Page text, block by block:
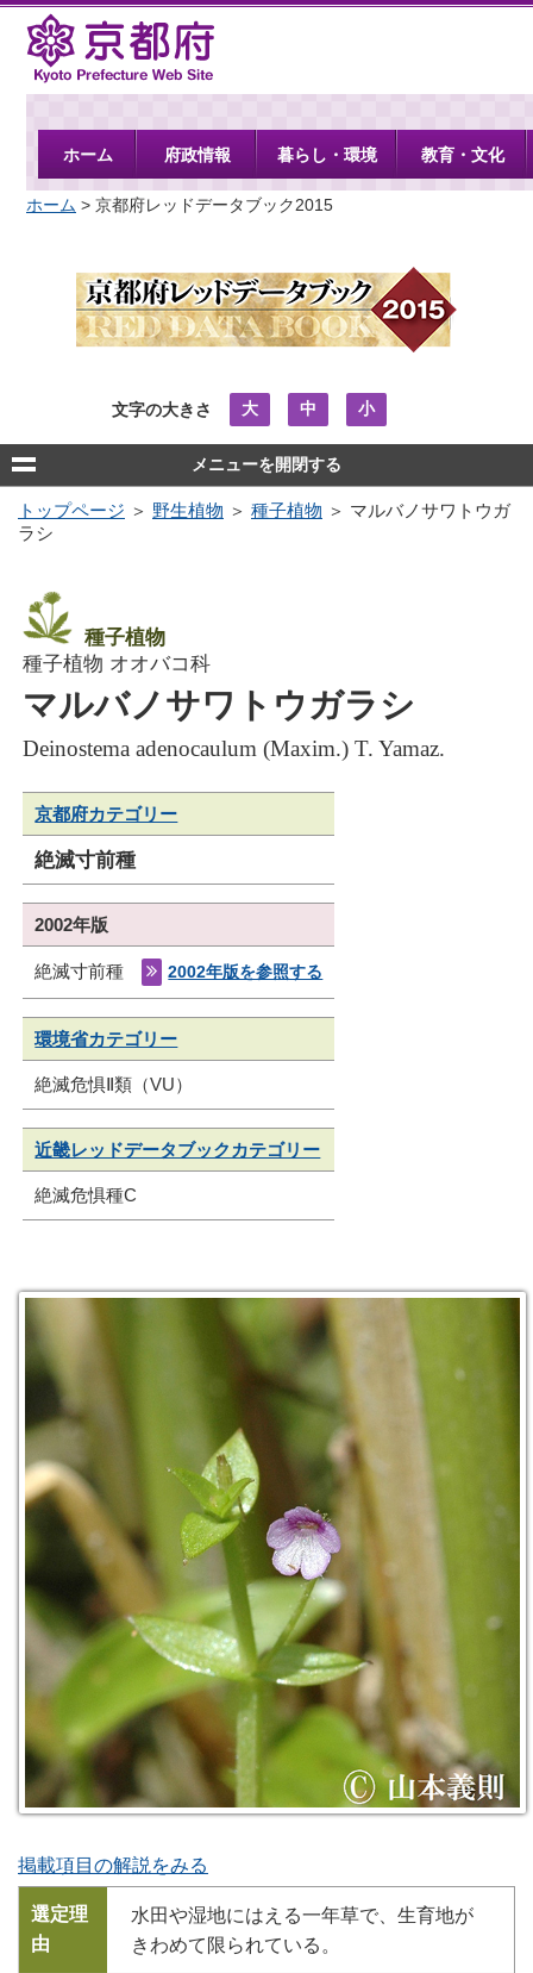
京都府
ホーム 府政情報 暮らし・環境 教育・文化
ホーム > 京都府レッドデータブック2015
文字の大きさ 大 中 小
メニューを開閉する
トップページ ＞ 野生植物 ＞ 種子植物 ＞ マルバノサワトウガ
ラシ
種子植物
種子植物 オオバコ科
マルバノサワトウガラシ
Deinostema adenocaulum (Maxim.) T. Yamaz.
京都府カテゴリー
絶滅寸前種
2002年版
絶滅寸前種 2002年版を参照する
環境省カテゴリー
絶滅危惧Ⅱ類（VU）
近畿レッドデータブックカテゴリー
絶滅危惧種C
掲載項目の解説をみる
選定理
由
水田や湿地にはえる一年草で、生育地が
きわめて限られている。